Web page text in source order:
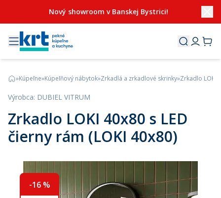
Nový showroom v Banskej Bystrici!
»Kúpeľne»Kúpeľňový nábytok»Zrkadlá a zrkadlové skrinky»Zrkadlo LOKI
Výrobca: DUBIEL VITRUM
Zrkadlo LOKI 40x80 s LED
čierny rám (LOKI 40x80)
-16%